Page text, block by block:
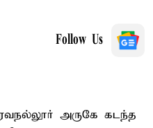
Follow Us
அருகே கடந்த